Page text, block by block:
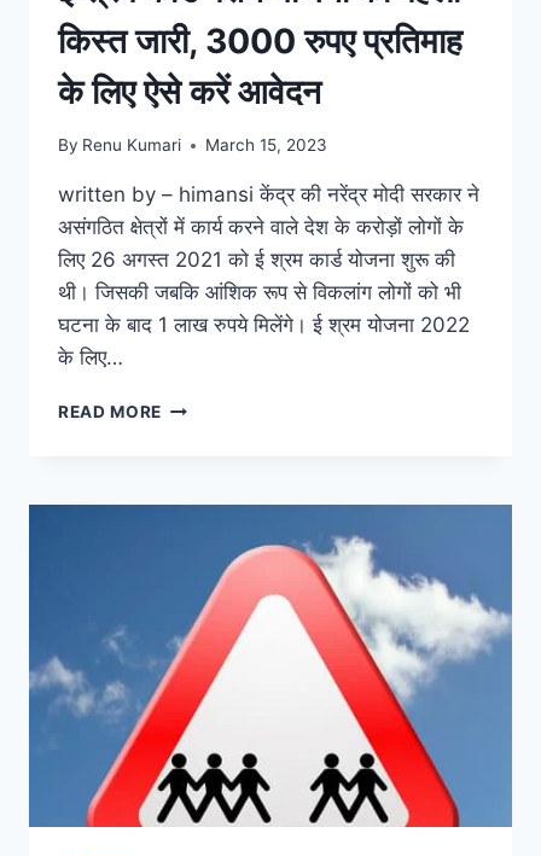
किस्त जारी, 3000 रुपए प्रतिमाह
के लिए ऐसे करें आवेदन
By Renu Kumari March 15, 2023
written by – himansi केंद्र की नरेंद्र मोदी सरकार ने
असंगठित क्षेत्रों में कार्य करने वाले देश के करोड़ों लोगों के
लिए 26 अगस्त 2021 को ई श्रम कार्ड योजना शुरू की
थी। जिसकी जबकि आंशिक रूप से विकलांग लोगों को भी
घटना के बाद 1 लाख रुपये मिलेंगे। ई श्रम योजना 2022
के लिए…
READ MORE
योजना
3000
रुपए
प्रतिमाह
लिए
ऐसे
करें
आवेदन